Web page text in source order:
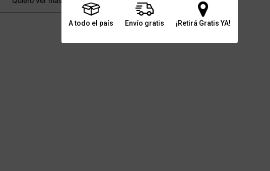
A todo el país Envío gratis ¡Retirá Gratis YA!